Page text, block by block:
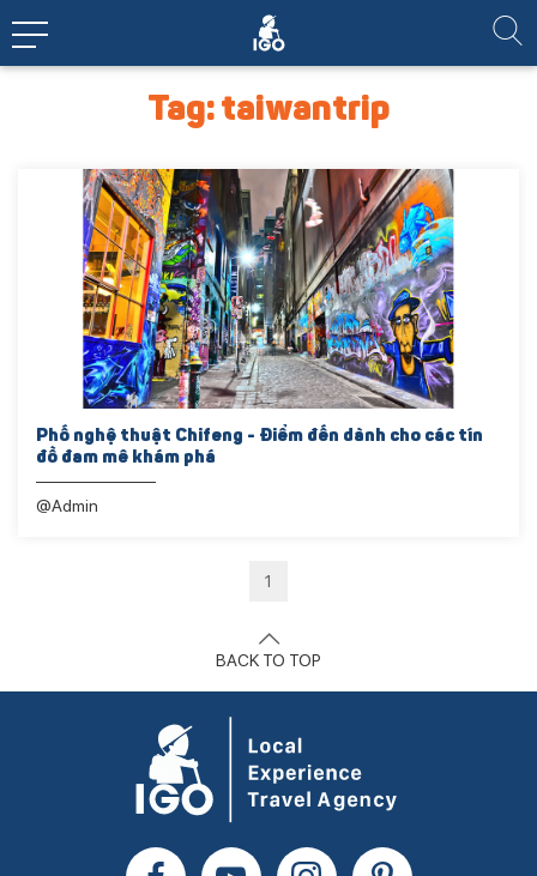
Tag: taiwantrip
Phố nghệ thuật Chifeng - Điểm đến dành cho các tín
đồ đam mê khám phá
@Admin
1
BACK TO TOP